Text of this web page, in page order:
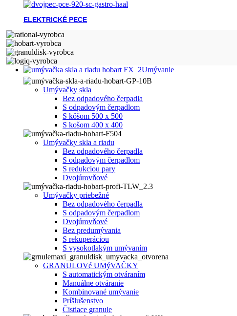
ELEKTRICKÉ PECE
Umývanie
Umývačky skla
Bez odpadového čerpadla
S odpadovým čerpadlom
S kôšom 500 x 500
S košom 400 x 400
Umývačky skla a riadu
Bez odpadového čerpadla
S odpadovým čerpadlom
S redukciou pary
Dvojúrovňové
Umývačky priebežné
Bez odpadového čerpadla
S odpadovým čerpadlom
Dvojúrovňové
Bez predumývania
S rekuperáciou
S vysokotlakým umývaním
GRANULOVé UMýVAČKY
S automatickým otváraním
Manuálne otváranie
Kombinované umývanie
Príšlušenstvo
Čistiace granule